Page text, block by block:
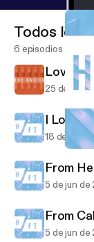
The
Todos los
6 episodios
Love God
25 de jun
I Love
18 de jun de
From
5 de jun de
From
5 de jun de